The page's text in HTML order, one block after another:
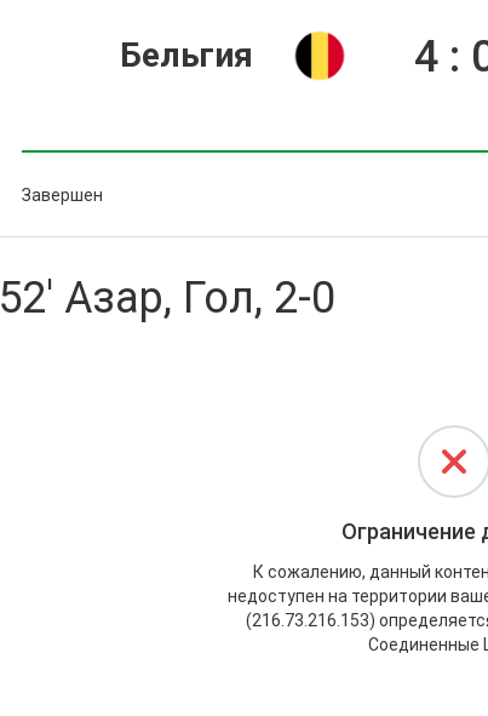
Бельгия 4:
Завершен
52' Азар, Гол, 2-0